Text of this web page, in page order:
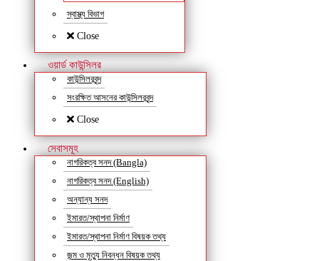
স্বাস্থ্য বিভাগ
Close
ওয়ার্ড কাউন্সিলর
কাউন্সিলরবৃন্দ
সংরক্ষিত আসনের কাউন্সিলরবৃন্দ
Close
সেবাসমূহ
নাগরিকত্ব সনদ (Bangla)
নাগরিকত্ব সনদ (English)
অন্যান্য সনদ
ইমারত/স্থাপনা নির্মাণ
ইমারত/স্থাপনা নির্মাণ বিষয়ক তথ্য
জন্ম ও মৃত্যু নিবন্ধন বিষয়ক তথ্য